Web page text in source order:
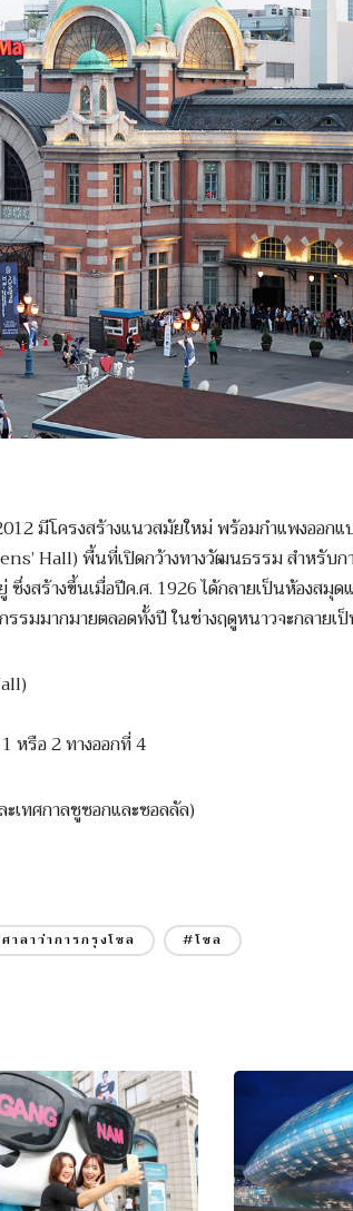
มีโครงสร้างแนวสมัยใหม่ พร้อมกำแพงออก
Hall) พื้นที่เปิดกว้างทางวัฒนธรรม สำหรับก
งสร้างขึ้นเมื่อปีค.ศ. 1926 ได้กลายเป็นห้องสมุ
รมมากมายตลอดทั้งปี ในช่างฤดูหนาวจะกลายเ
หรือ 2 ทางออกที่ 4
เทศกาลชูซอกและซอลลัล)
าลาว่าการกรุงโซล #โซล